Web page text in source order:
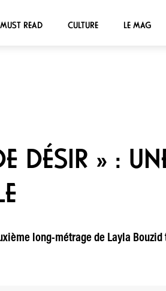
MUST READ CULTURE LE MAG
DÉSIR » :
long-métrage de Layla